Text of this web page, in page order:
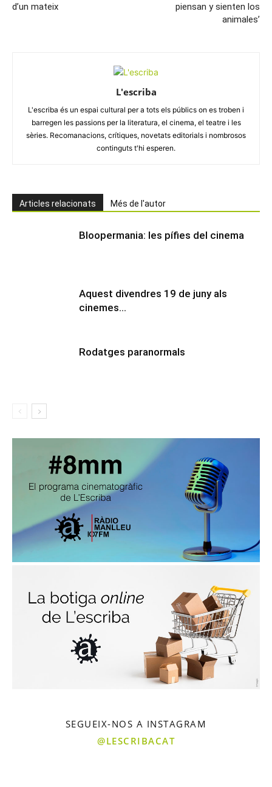
d’un mateix
piensan y sienten los
animales’
L'escriba
L'escriba és un espai cultural per a tots els públics on es troben i
barregen les passions per la literatura, el cinema, el teatre i les
sèries. Recomanacions, crítiques, novetats editorials i nombrosos
continguts t'hi esperen.
Articles relacionats Més de l'autor
Bloopermania: les pífies del cinema
Aquest divendres 19 de juny als
cinemes…
Rodatges paranormals
SEGUEIX-NOS A INSTAGRAM
@LESCRIBACAT